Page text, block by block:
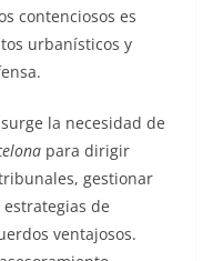
contenciosos es
urbanísticos y
la necesidad de
para dirigir
gestionar
de
ventajosos.